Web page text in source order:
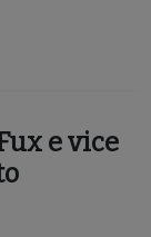
e vice